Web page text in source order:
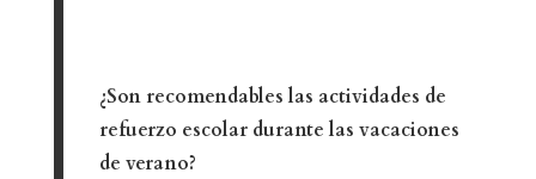
¿Son recomendables las actividades de
refuerzo escolar durante las vacaciones
de verano?